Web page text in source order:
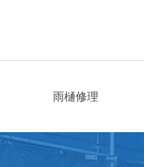
雨樋修理